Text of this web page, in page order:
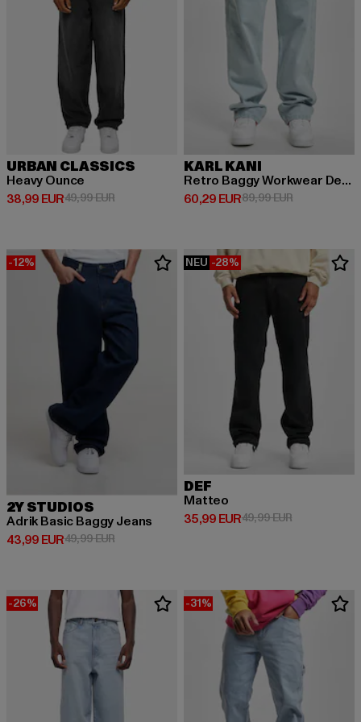
URBAN CLASSICS
Heavy Ounce
38,99 EUR
Derzeitiger Preis: 38,99 EUR
49,99 EURAktionspreis: 49,99 EUR
KARL KANI
Retro Baggy Workwear Denim Loose Fit
60,29 EUR
Derzeitiger Preis: 60,29 EUR
89,99 EURAktionspreis:
-12%
2Y STUDIOS
Adrik Basic Baggy Jeans
43,99 EUR
Derzeitiger Preis: 43,99 EUR
49,99 EURAktionspreis: 49,99 EUR
NEU -28%
DEF
Matteo
35,99 EUR
Derzeitiger Preis: 35,99 EUR
49,99 EURAktionspreis:
-26% -31%